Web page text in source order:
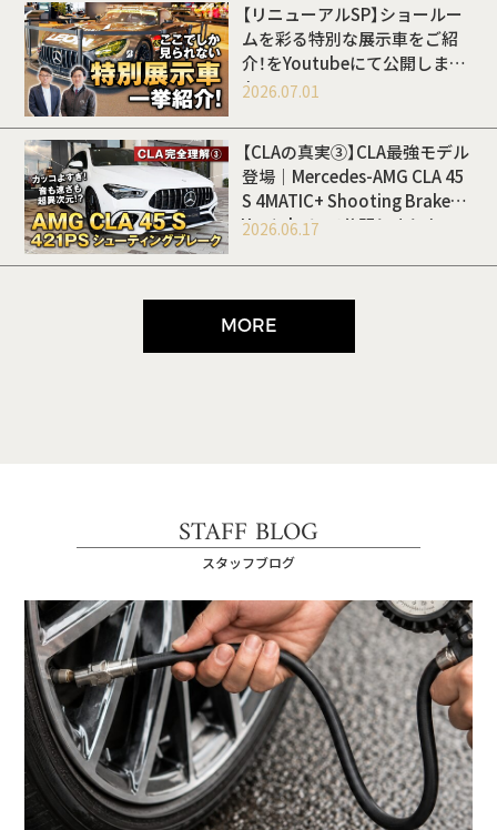
【リニューアルSP】ショールー
ムを彩る特別な展示車をご紹
介！をYoutubeにて公開しまし
た
2026.07.01
【CLAの真実③】CLA最強モデル
登場｜Mercedes-AMG CLA 45
S 4MATIC+ Shooting Brakeを
Youtubeにて公開しました
2026.06.17
MORE
STAFF BLOG
スタッフブログ